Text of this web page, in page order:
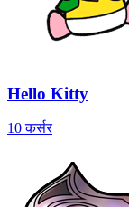
Hello Kitty
10 कर्सर